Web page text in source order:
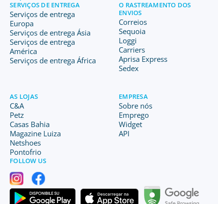
SERVIÇOS DE ENTREGA
Serviços de entrega
Europa
Serviços de entrega Ásia
Serviços de entrega
América
Serviços de entrega África
O RASTREAMENTO DOS
ENVIOS
Correios
Sequoia
Loggi
Carriers
Aprisa Express
Sedex
AS LOJAS
C&A
Petz
Casas Bahia
Magazine Luiza
Netshoes
Pontofrio
EMPRESA
Sobre nós
Emprego
Widget
API
FOLLOW US